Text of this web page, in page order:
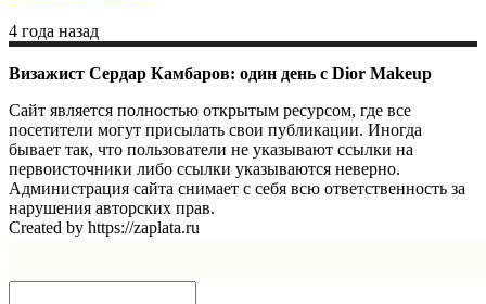
4 года назад
Визажист Сердар Камбаров: один день с Dior Makeup
Сайт является полностью открытым ресурсом, где все
посетители могут присылать свои публикации. Иногда
бывает так, что пользователи не указывают ссылки на
первоисточники либо ссылки указываются неверно.
Администрация сайта снимает с себя всю ответственность за
нарушения авторских прав.
Created by https://zaplata.ru